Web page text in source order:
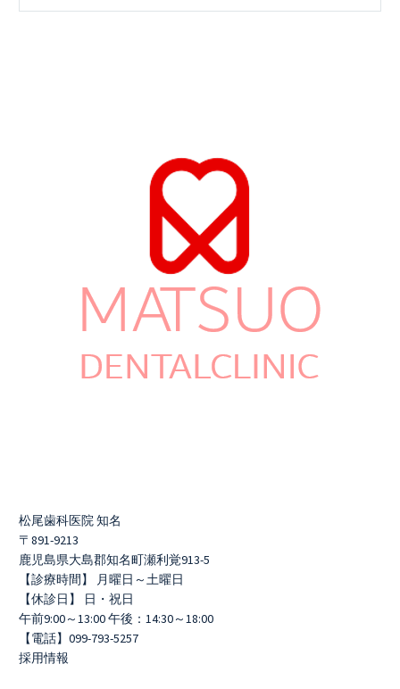
松尾歯科医院 知名
〒891-9213
鹿児島県大島郡知名町瀬利覚913-5
【診療時間】 月曜日～土曜日
【休診日】 日・祝日
午前9:00～13:00 午後：14:30～18:00
【電話】099-793-5257
採用情報